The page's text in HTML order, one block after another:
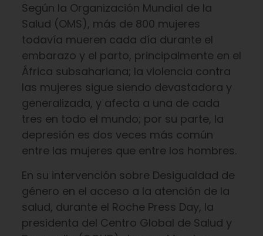
Según la Organización Mundial de la
Salud (OMS), más de 800 mujeres
todavía mueren cada día durante el
embarazo y el parto, principalmente en el
África subsahariana; la violencia contra
las mujeres sigue siendo devastadora y
generalizada, y afecta a una de cada
tres en todo el mundo; por su parte, la
depresión es dos veces más común
entre las mujeres que entre los hombres.
En su intervención sobre Desigualdad de
género en el acceso a la atención de la
salud, durante el Roche Press Day, la
presidenta del Centro Global de Salud y